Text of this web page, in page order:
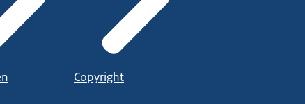
Copyright